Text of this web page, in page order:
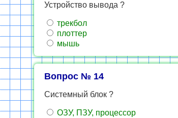
Устройство вывода ?
трекбол
плоттер
мышь
Вопрос № 14
Системный блок ?
ОЗУ, ПЗУ, процессор